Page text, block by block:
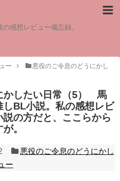
感想レビュー備忘録。
ー
悪役のご令息のどうにかし
かしたい日常（5） 馬
BL小説。私の感想レビ
の方だと、ここらから
。
悪役のご令息のどうにかし
ー